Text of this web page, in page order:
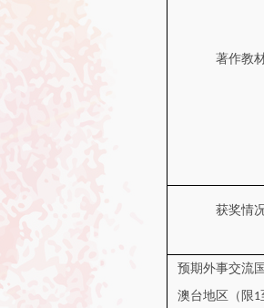
著作教
获奖情
预期外事交流
澳台地区（限1